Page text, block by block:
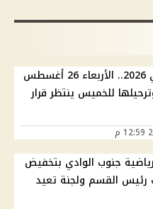
إجازة المولد النبوي 2026.. الأربعاء 26 أغسطس
للخميس ينتظر قرار
جنوب الوادي بتخفيض
رئيس القسم ولجنة تعيد